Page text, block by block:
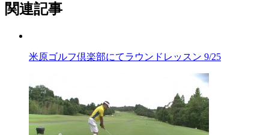
関連記事
米原ゴルフ倶楽部にてラウンドレッスン 9/25